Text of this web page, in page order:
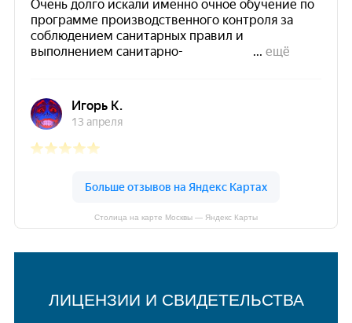
Столица на карте Москвы — Яндекс Карты
ЛИЦЕНЗИИ И СВИДЕТЕЛЬСТВА